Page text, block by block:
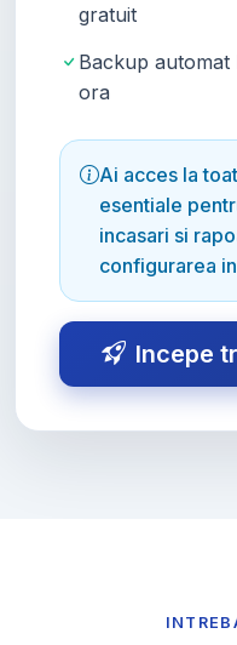
gratuit
Backup automat
ora
Ai acces la
esentiale
incasari si
configurarea
Incepe